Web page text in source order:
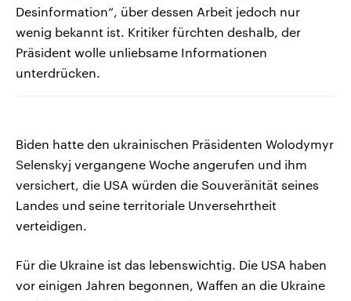
Desinformation“, über dessen Arbeit jedoch nur
wenig bekannt ist. Kritiker fürchten deshalb, der
Präsident wolle unliebsame Informationen
unterdrücken.
Biden hatte den ukrainischen Präsidenten Wolodymyr
Selenskyj vergangene Woche angerufen und ihm
versichert, die USA würden die Souveränität seines
Landes und seine territoriale Unversehrtheit
verteidigen.
Für die Ukraine ist das lebenswichtig. Die USA haben
vor einigen Jahren begonnen, Waffen an die Ukraine